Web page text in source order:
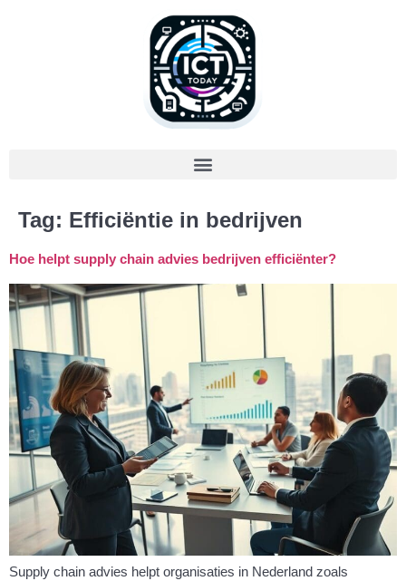
Tag: Efficiëntie in bedrijven
Hoe helpt supply chain advies bedrijven efficiënter?
Supply chain advies helpt organisaties in Nederland zoals